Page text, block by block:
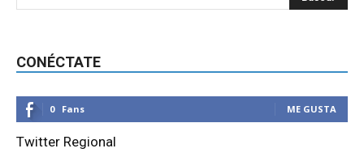
CONÉCTATE
0 Fans ME GUSTA
Twitter Regional